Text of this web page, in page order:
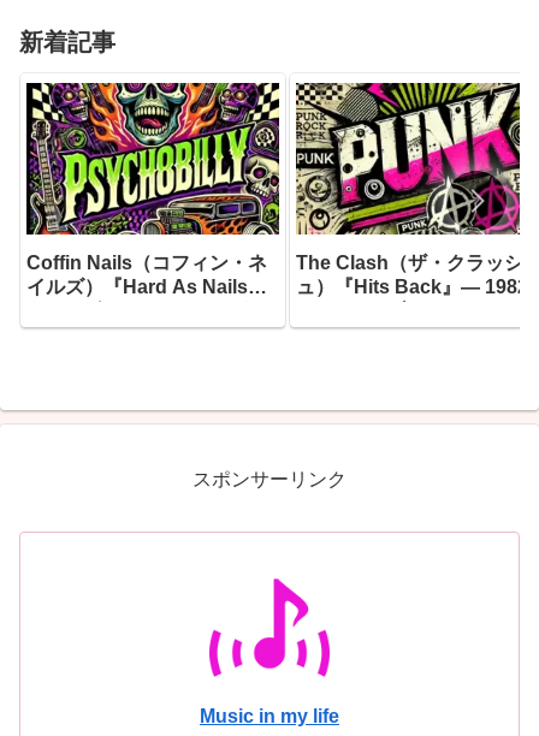
新着記事
Coffin Nails（コフィン・ネ
イルズ）『Hard As Nails』
産声を上げたサイコビリーの
ァスト、そして最もユーモラ
The Clash（ザ・クラッシ
ュ）『Hits Back』― 1982
ェアディールのステージに
年の時を超えて蘇った
スポンサーリンク
Music in my life